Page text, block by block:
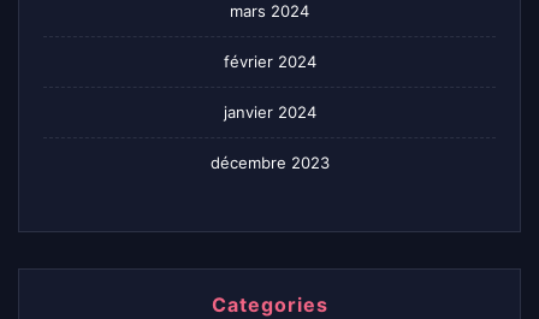
mars 2024
février 2024
janvier 2024
décembre 2023
Categories